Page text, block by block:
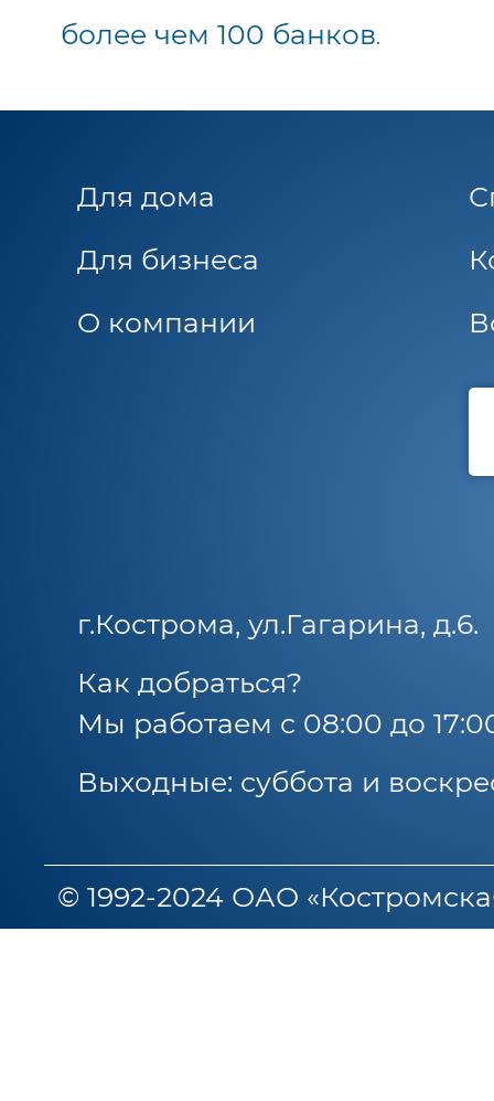
более чем 100 банков.
Для дома
Для бизнеса
О компании
г.Кострома, ул.Гагарина, д.6.
Как добраться?
Мы работаем с 08:00 до
Выходные: суббота и
© 1992-2024 ОАО